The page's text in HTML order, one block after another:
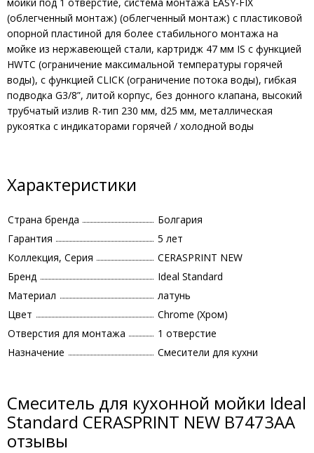
(облегченный монтаж) (облегченный монтаж) с пластиковой
опорной пластиной для более стабильного монтажа на
мойке из нержавеющей стали, картридж 47 мм IS с функцией
HWTC (ограничение максимальной температуры горячей
воды), с функцией CLICK (ограничение потока воды), гибкая
подводка G3/8”, литой корпус, без донного клапана, высокий
трубчатый излив R-тип 230 мм, d25 мм, металлическая
рукоятка с индикаторами горячей / холодной воды
Характеристики
Страна бренда
Болгария
Гарантия
5 лет
Коллекция, Серия
CERASPRINT NEW
Бренд
Ideal Standard
Материал
латунь
Цвет
Chrome (Хром)
Отверстия для монтажа
1 отверстие
Назначение
Смесители для кухни
Смеситель для кухонной мойки Ideal
Standard CERASPRINT NEW B7473AA
отзывы